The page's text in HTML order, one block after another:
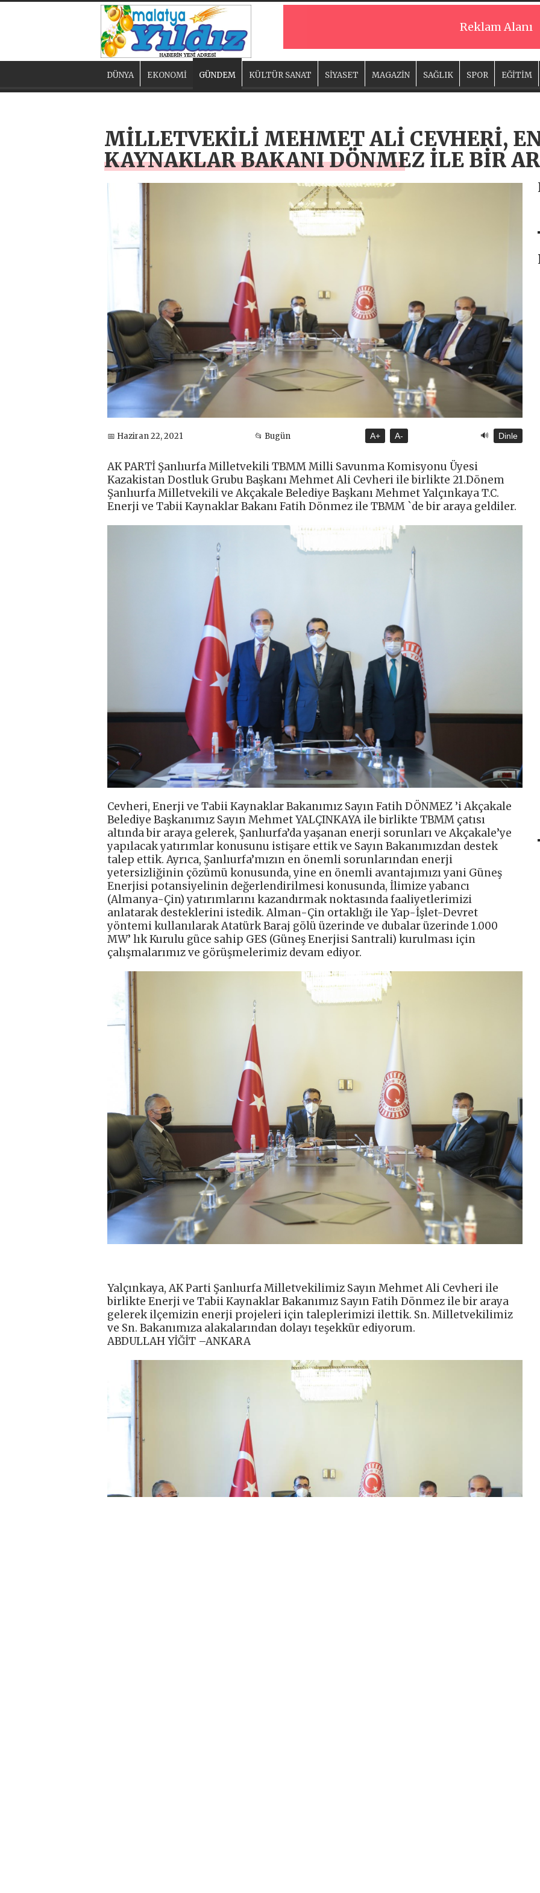
Reklam Alanı
DÜNYA EKONOMİ GÜNDEM KÜLTÜR SANAT SİYASET MAGAZİN SAĞLIK SPOR EĞİTİM
MİLLETVEKİLİ MEHMET ALİ CEVHERİ,
KAYNAKLAR BAKANI DÖNMEZ İLE BİR
📅 Haziran 22, 2021 📂 Bugün A+ A- 🔊 Dinle
AK PARTİ Şanlıurfa Milletvekili TBMM Milli Savunma Komisyonu Üyesi
Kazakistan Dostluk Grubu Başkanı Mehmet Ali Cevheri ile birlikte 21.Dönem
Şanlıurfa Milletvekili ve Akçakale Belediye Başkanı Mehmet Yalçınkaya T.C.
Enerji ve Tabii Kaynaklar Bakanı Fatih Dönmez ile TBMM `de bir araya geldiler.
Cevheri, Enerji ve Tabii Kaynaklar Bakanımız Sayın Fatih DÖNMEZ ’i Akçakale
Belediye Başkanımız Sayın Mehmet YALÇINKAYA ile birlikte TBMM çatısı
altında bir araya gelerek, Şanlıurfa’da yaşanan enerji sorunları ve Akçakale’ye
yapılacak yatırımlar konusunu istişare ettik ve Sayın Bakanımızdan destek
talep ettik. Ayrıca, Şanlıurfa’mızın en önemli sorunlarından enerji
yetersizliğinin çözümü konusunda, yine en önemli avantajımızı yani Güneş
Enerjisi potansiyelinin değerlendirilmesi konusunda, İlimize yabancı
(Almanya-Çin) yatırımlarını kazandırmak noktasında faaliyetlerimizi
anlatarak desteklerini istedik. Alman-Çin ortaklığı ile Yap-İşlet-Devret
yöntemi kullanılarak Atatürk Baraj gölü üzerinde ve dubalar üzerinde 1.000
MW’ lık Kurulu güce sahip GES (Güneş Enerjisi Santrali) kurulması için
çalışmalarımız ve görüşmelerimiz devam ediyor.
Yalçınkaya, AK Parti Şanlıurfa Milletvekilimiz Sayın Mehmet Ali Cevheri ile
birlikte Enerji ve Tabii Kaynaklar Bakanımız Sayın Fatih Dönmez ile bir araya
gelerek ilçemizin enerji projeleri için taleplerimizi ilettik. Sn. Milletvekilimiz
ve Sn. Bakanımıza alakalarından dolayı teşekkür ediyorum.
ABDULLAH YİĞİT –ANKARA